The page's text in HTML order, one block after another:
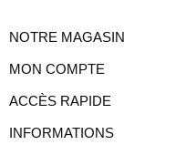
NOTRE MAGASIN
MON COMPTE
ACCÈS RAPIDE
INFORMATIONS